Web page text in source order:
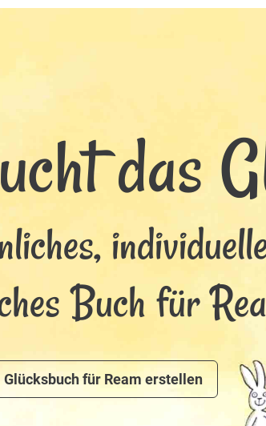
das
Buch für
Glücksbuch für Ream erstellen